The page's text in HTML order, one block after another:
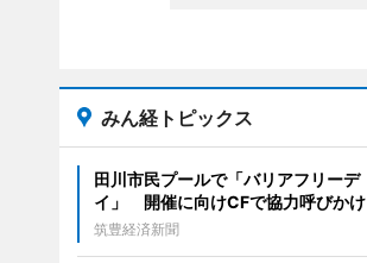
みん経トピックス
田川市民プールで「バリアフリーデ
イ」 開催に向けCFで協力呼びかけ
筑豊経済新聞